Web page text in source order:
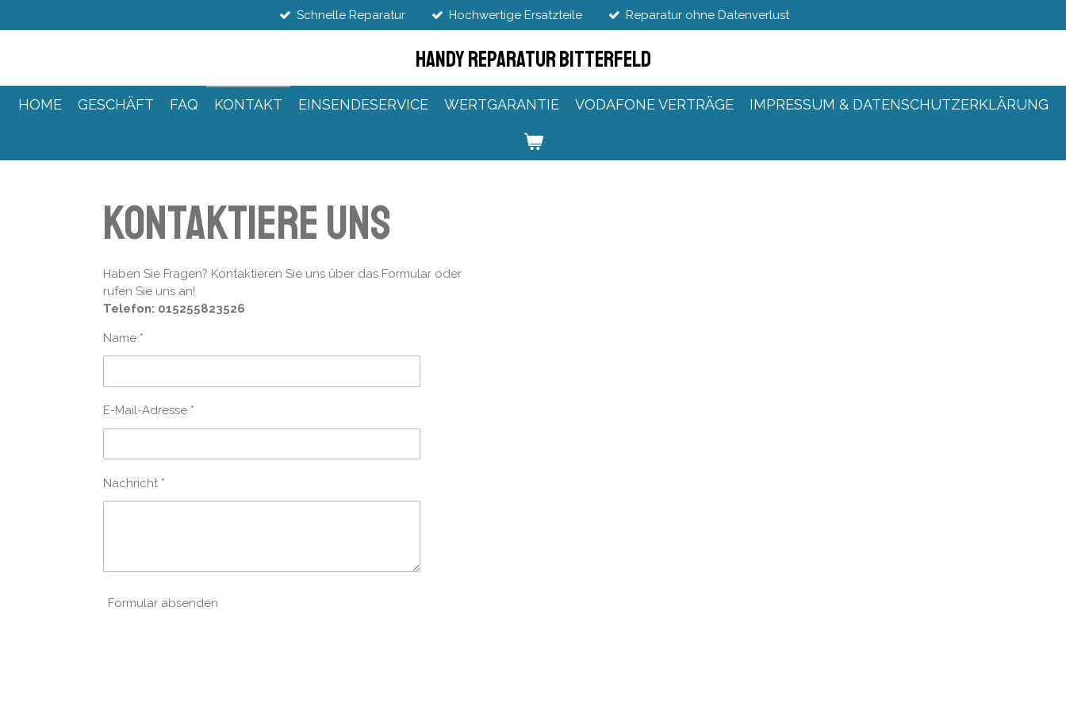
Hauptinhalt
Schnelle Reparatur Hochwertige Ersatzteile Reparatur ohne Datenverlust
Handy Reparatur Bitterfeld
HOME GESCHÄFT FAQ KONTAKT EINSENDESERVICE WERTGARANTIE VODAFONE VERTRÄGE IMPRESSUM & DATENSCHUTZERKLÄRUNG
Kontaktiere uns
Haben Sie Fragen? Kontaktieren Sie uns über das Formular oder
rufen Sie uns an!
Telefon: 015255823526
Name *
E-Mail-Adresse *
Nachricht *
Formular absenden